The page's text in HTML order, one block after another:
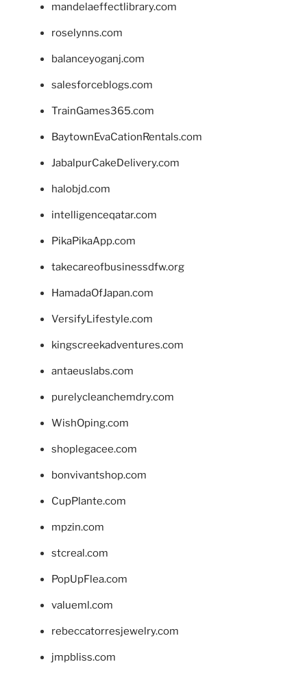
mandelaeffectlibrary.com
roselynns.com
balanceyoganj.com
salesforceblogs.com
TrainGames365.com
BaytownEvaCationRentals.com
JabalpurCakeDelivery.com
halobjd.com
intelligenceqatar.com
PikaPikaApp.com
takecareofbusinessdfw.org
HamadaOfJapan.com
VersifyLifestyle.com
kingscreekadventures.com
antaeuslabs.com
purelycleanchemdry.com
WishOping.com
shoplegacee.com
bonvivantshop.com
CupPlante.com
mpzin.com
stcreal.com
PopUpFlea.com
valueml.com
rebeccatorresjewelry.com
jmpbliss.com